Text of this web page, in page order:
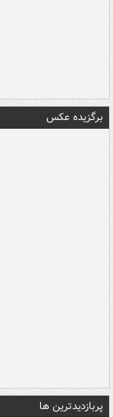
برگزیده عکس
پربازدیدترین ها